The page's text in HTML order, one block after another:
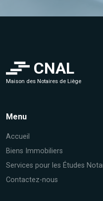
CNAL
Maison des Notaires de Liège
Menu
Accueil
Biens Immobiliers
Services pour les Études
Contactez-nous